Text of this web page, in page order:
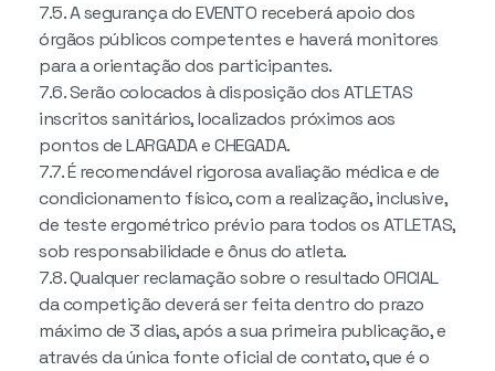
7.5. A segurança do EVENTO receberá apoio dos
órgãos públicos competentes e haverá monitores
para a orientação dos participantes.
7.6. Serão colocados à disposição dos ATLETAS
inscritos sanitários, localizados próximos aos
pontos de LARGADA e CHEGADA.
7.7. É recomendável rigorosa avaliação médica e de
condicionamento físico, com a realização, inclusive,
de teste ergométrico prévio para todos os ATLETAS,
sob responsabilidade e ônus do atleta.
7.8. Qualquer reclamação sobre o resultado OFICIAL
da competição deverá ser feita dentro do prazo
máximo de 3 dias, após a sua primeira publicação, e
através da única fonte oficial de contato, que é o